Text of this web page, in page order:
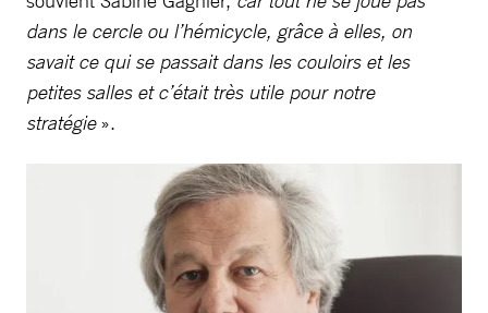
dans le cercle ou l’hémicycle, grâce à elles, on
savait ce qui se passait dans les couloirs et les
petites salles et c’était très utile pour notre
stratégie».